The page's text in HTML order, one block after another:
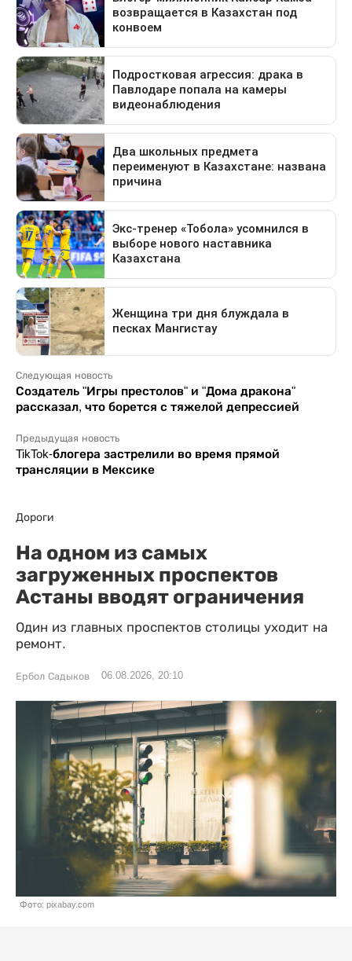
Следующая новость
Создатель "Игры престолов" и "Дома дракона"
рассказал, что борется с тяжелой депрессией
Предыдущая новость
TikTok-блогера застрелили во время прямой
трансляции в Мексике
Дороги
На одном из самых
загруженных проспектов
Астаны вводят ограничения
Один из главных проспектов столицы уходит на
ремонт.
Ербол Садыков 06.08.2026, 20:10
Фото: pixabay.com